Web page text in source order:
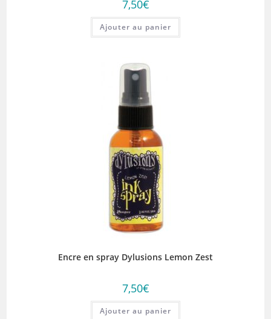
7,50€
Ajouter au panier
Encre en spray Dylusions Lemon Zest
7,50€
Ajouter au panier